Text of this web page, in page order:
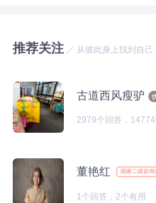
会跟你说到他准备结婚，
对你和孩子负责。否则他
他这么说或许担心你对他
不会不管孩子。当然对于
有限，没办法去做更深入
跟你提到他准备结婚，或
祝福他。实际上你内在还
感发展出问题的情况是，
心，不顾自己，或者只考
新需要人能面对这个问题
个过程中能用一种理解和
感，能在问题中发现自己
新发展的机会。
的内在导航，
而你被长辈反复冤枉、无
那时悄悄形成了一套“生存
兴趣欢迎写下来自己的真实
感受：恐惧、委屈、无助
讲完真相，我长久地背负
孤单，
推荐关注 ／ 从彼此身上找到自己
古道西风瘦驴
2979个回答，14774
董艳红 国家二级咨询
1个回答，2个有用